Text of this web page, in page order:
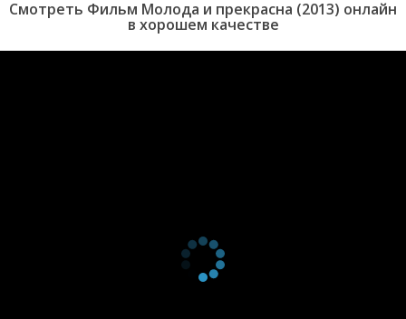
Смотреть Фильм Молода и прекрасна (2013) онлайн
в хорошем качестве